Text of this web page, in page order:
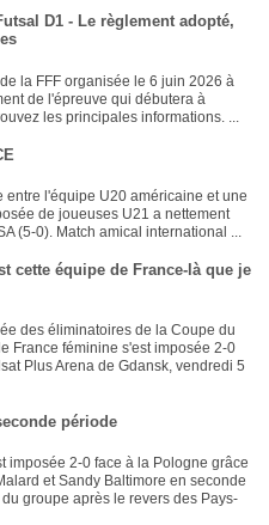
D1 - Le règlement adopté,
la FFF organisée le 6 juin 2026 à
de l'épreuve qui débutera à
les principales informations. ...
entre l'équipe U20 américaine et une
de joueuses U21 a nettement
(5-0). Match amical international ...
cette équipe de France-là que je
des éliminatoires de la Coupe du
France féminine s'est imposée 2-0
Plus Arena de Gdansk, vendredi 5
période
imposée 2-0 face à la Pologne grâce
et Sandy Baltimore en seconde
groupe après le revers des Pays-